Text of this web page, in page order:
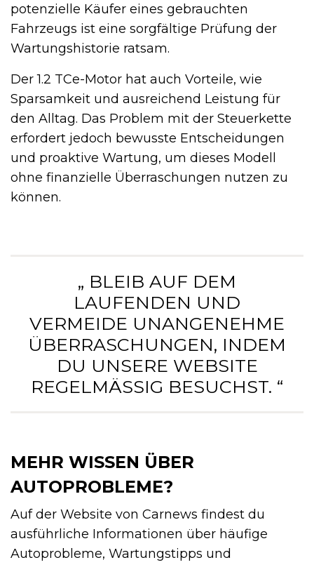
potenzielle Käufer eines gebrauchten
Fahrzeugs ist eine sorgfältige Prüfung der
Wartungshistorie ratsam.
Der 1.2 TCe-Motor hat auch Vorteile, wie
Sparsamkeit und ausreichend Leistung für
den Alltag. Das Problem mit der Steuerkette
erfordert jedoch bewusste Entscheidungen
und proaktive Wartung, um dieses Modell
ohne finanzielle Überraschungen nutzen zu
können.
„ BLEIB AUF DEM
LAUFENDEN UND
VERMEIDE UNANGENEHME
ÜBERRASCHUNGEN, INDEM
DU UNSERE WEBSITE
REGELMÄSSIG BESUCHST. “
MEHR WISSEN ÜBER
AUTOPROBLEME?
Auf der Website von Carnews findest du
ausführliche Informationen über häufige
Autoprobleme, Wartungstipps und